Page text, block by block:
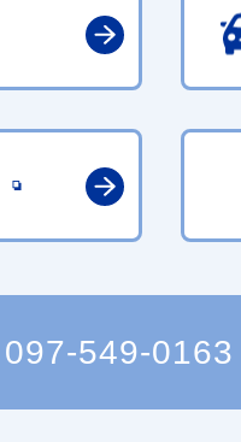
097-549-0163